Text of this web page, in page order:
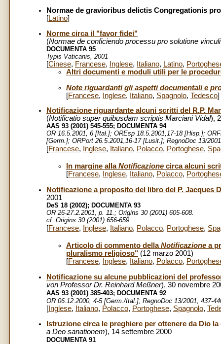
Normae de gravioribus delictis Congregationis
[Latino]
Norme circa il "favor fidei"
(Normae de conficiendo processu pro solutione
DOCUMENTA 95
Typis Vaticanis, 2001
[Cinese, Francese, Inglese, Italiano, Latino,
Altri documenti e moduli utili per le
Note riguardanti gli aspetti documentali e
[Francese, Inglese, Italiano, Spagnolo, Tedesco]
Notificazione riguardante alcuni scritti del R.P.
(Notificatio super quibusdam scriptis Marciani Vidal),
AAS 93 (2001) 545-555; DOCUMENTA 94
OR 16.5.2001, 6 [Ital.]; OREsp 18.5.2001,17-18 [Hisp.];
[Germ.]; ORPort 26.5.2001,16-17 [Lusit.]; RegnoDoc 13/
[Francese, Inglese, Italiano, Polacco, Portoghese,
In margine allaNotificazione circa alcuni
[Francese, Inglese, Italiano, Polacco,
Notificazione a proposito del libro del P. Jacques
2001
DeS 18 (2002); DOCUMENTA 93
OR 26-27.2.2001, p. 11.; Origins 30 (2001) 605-608.
cf. Origins 30 (2001) 656-659.
[Francese, Inglese, Italiano, Polacco, Portoghese,
Articolo di commento dellaNotificazione a
pluralismo religioso" (12 marzo 2001)
[Francese, Inglese, Italiano, Polacco,
Notificazione su alcune pubblicazioni del
von Professor Dr. Reinhard Meßner), 30 novembre
AAS 93 (2001) 385-403; DOCUMENTA 92
OR 06.12.2000, 4-5 [Germ./Ital.]; RegnoDoc 13/2001, 437-
[ Inglese, Italiano, Polacco, Portoghese, Spagnolo,
Istruzione circa le preghiere per ottenere da Dio
a Deo sanationem), 14 settembre 2000
DOCUMENTA 91